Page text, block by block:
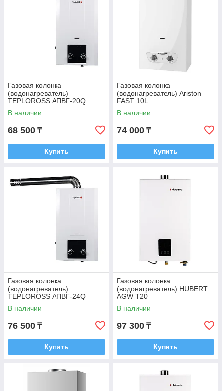
Газовая колонка
(водонагреватель)
TEPLOROSS АПВГ-20Q
В наличии
68 500 ₸
Купить
Газовая колонка
(водонагреватель) Ariston
FAST 10L
В наличии
74 000 ₸
Купить
Газовая колонка
(водонагреватель)
TEPLOROSS АПВГ-24Q
В наличии
76 500 ₸
Купить
Газовая колонка
(водонагреватель) HUBERT
AGW T20
В наличии
97 300 ₸
Купить